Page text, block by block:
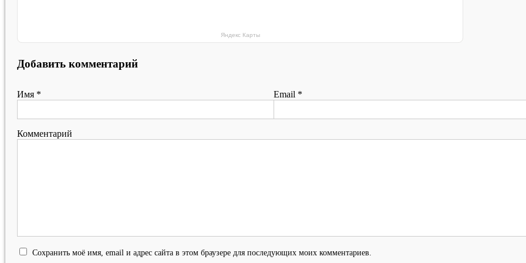
Яндекс Карты
Добавить комментарий
Имя * Email *
Комментарий
Сохранить моё имя, email и адрес сайта в этом браузере для последующих моих комментариев.